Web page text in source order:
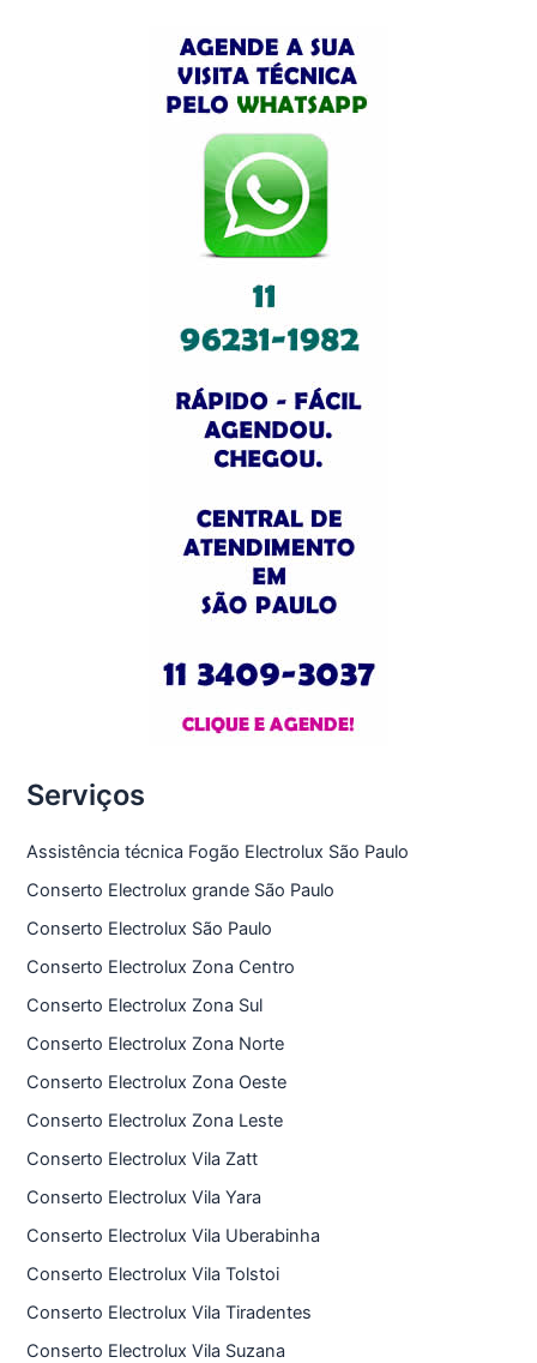
Serviços
Assistência técnica Fogão Electrolux São Paulo
Conserto Electrolux grande São Paulo
Conserto Electrolux São Paulo
Conserto Electrolux Zona Centro
Conserto Electrolux Zona Sul
Conserto Electrolux Zona Norte
Conserto Electrolux Zona Oeste
Conserto Electrolux Zona Leste
Conserto Electrolux Vila Zatt
Conserto Electrolux Vila Yara
Conserto Electrolux Vila Uberabinha
Conserto Electrolux Vila Tolstoi
Conserto Electrolux Vila Tiradentes
Conserto Electrolux Vila Suzana